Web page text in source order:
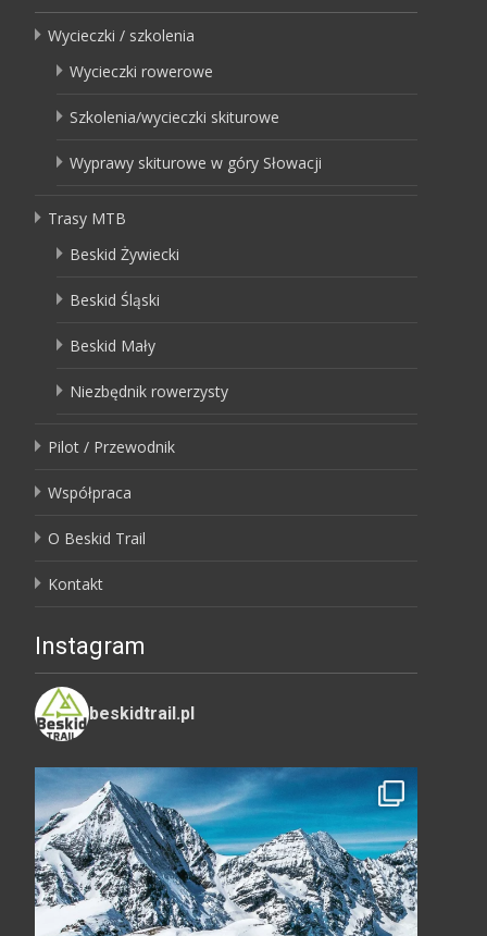
Wycieczki / szkolenia
Wycieczki rowerowe
Szkolenia/wycieczki skiturowe
Wyprawy skiturowe w góry Słowacji
Trasy MTB
Beskid Żywiecki
Beskid Śląski
Beskid Mały
Niezbędnik rowerzysty
Pilot / Przewodnik
Współpraca
O Beskid Trail
Kontakt
Instagram
beskidtrail.pl